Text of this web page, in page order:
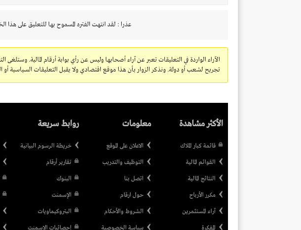
عذرا : لقد انتهت الفتره المسموح بها للتعليق على هذا
الآراء الواردة في التعليقات تعبر عن آراء أصحابها وليس عن رأي بوابة أرقام المالية.
تجريح لشعب أو دولة. ونذكر الزوار بأن هذا موقع اقتصادي ولا يقبل التعليقات السياسية أو
الأكثر مشاهدة
قائمة كبار الملاك
القوائم المالية
النتائج المالية
مكرر الأرباح
آراء المستثمرين
المفكرة
معلومات
الاعلان على الموقع
التوظيف والتدريب
اتصل بنا
حول ارقام
الشروط والأحكام
سياسة الخصوصية
روابط سريعة
خريطة الرسوم البيانية
تقارير أرقام
البنوك
الإسمنت
البتروكيماويات
إحصائيات الإسمنت